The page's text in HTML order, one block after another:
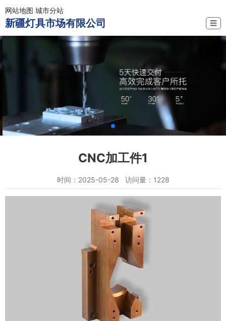
网站地图 城市分站
新疆灯具市场有限公司 ☰
CNC加工件1
时间：2025-05-28 访问量：1228